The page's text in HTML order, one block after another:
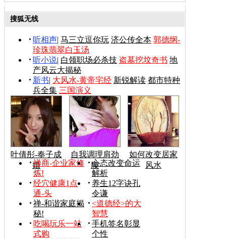
搜狐无线
听相声 马三立逗你玩 济公传全本 郭德纲-
珍珠翡翠白玉汤
听小说 白领职场必杀技 盗墓挖坟奇书 地
产风云大揭秘
新书 大风水-黄帝宅经 新锐解读 都市特种
兵全集 三国演义
叶倩彤-奉子成
婚
自我调理肩劲
腰
如何改变居家
风水
禅商-企业家修
炼!
心态改变命运
解析
经穴健康1点
通-头
养生12字诀孔
令谦
禅-和谐家庭揭
秘!
<道德经>的大
智慧
吃喝玩乐一站
式购
手机签名彰显
个性